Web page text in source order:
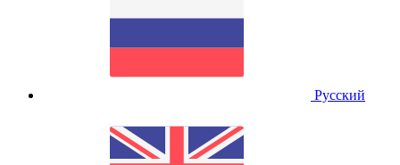
Русский